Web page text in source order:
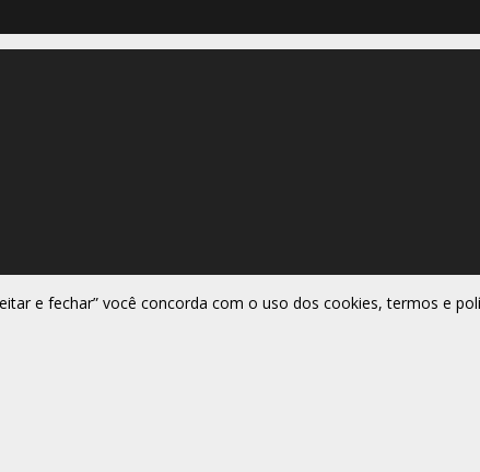
e fechar” você concorda com o uso dos cookies, termos e